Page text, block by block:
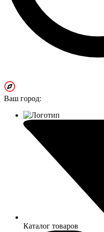
Ваш город:
Каталог товаров